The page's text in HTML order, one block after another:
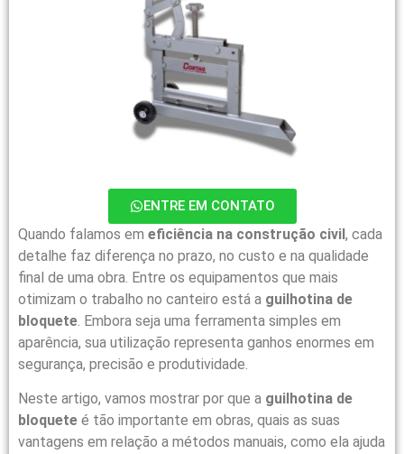
ENTRE EM CONTATO
Quando falamos em eficiência na construção civil, cada
detalhe faz diferença no prazo, no custo e na qualidade
final de uma obra. Entre os equipamentos que mais
otimizam o trabalho no canteiro está a guilhotina de
bloquete. Embora seja uma ferramenta simples em
aparência, sua utilização representa ganhos enormes em
segurança, precisão e produtividade.
Neste artigo, vamos mostrar por que a guilhotina de
bloquete é tão importante em obras, quais as suas
vantagens em relação a métodos manuais, como ela ajuda